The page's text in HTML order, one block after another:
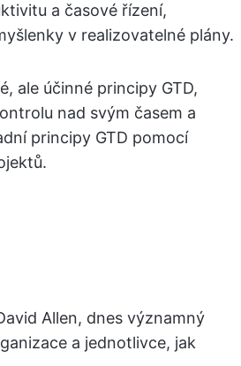
a časové řízení,
v realizovatelné plány.
ale účinné principy GTD,
nad svým časem a
principy GTD pomocí
Allen, dnes významný
a jednotlivce, jak